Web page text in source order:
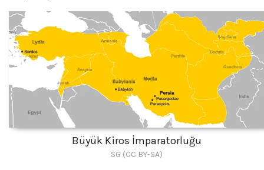
Büyük Kiros İmparatorluğu
SG (CC BY-SA)